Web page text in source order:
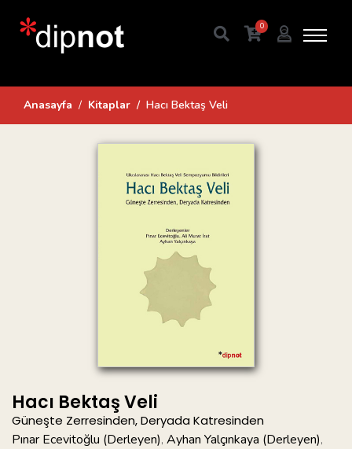
0
Anasayfa Kitaplar Hacı Bektaş Veli
Hacı Bektaş Veli
Güneşte Zerresinden, Deryada Katresinden
Pınar Ecevitoğlu (Derleyen), Ayhan Yalçınkaya (Derleyen),